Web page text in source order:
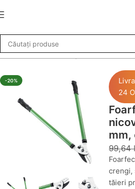
»Foarfecă crengi cu nicovală,
-20%
24
mm,
99,64
crengi,
tăieri